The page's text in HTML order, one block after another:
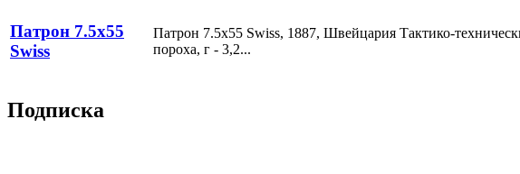
Патрон 7.5x55
Swiss
Патрон 7.5x55 Swiss, 1887, Швейцария Тактико-
пороха, г - 3,2...
Подписка